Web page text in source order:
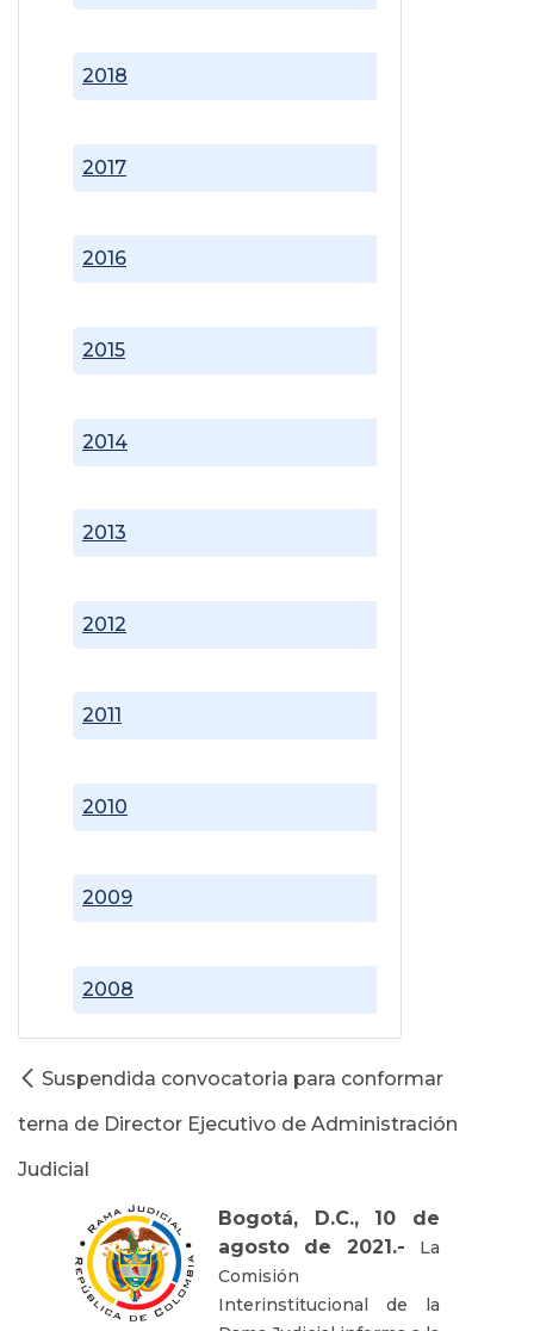
2008
2009
2010
2011
2012
2013
2014
2015
2016
2017
2018
Suspendida convocatoria para conformar
terna de Director Ejecutivo de Administración
Judicial
Bogotá, D.C., 10 de
agosto de 2021.- La
Comisión
Interinstitucional de la